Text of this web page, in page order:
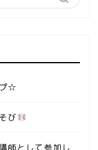
☆
び
師として参加し